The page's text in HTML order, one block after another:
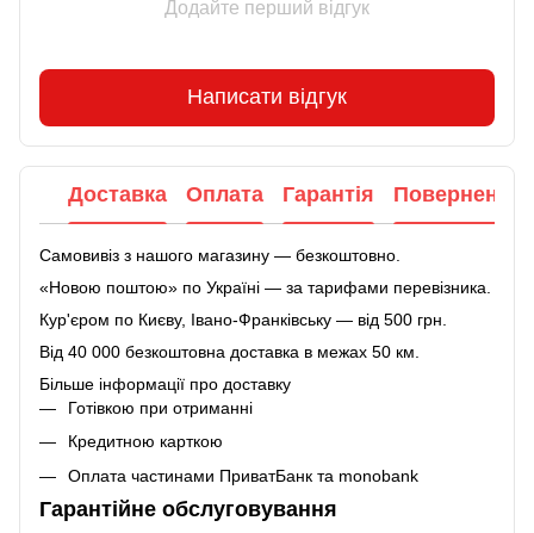
Додайте перший відгук
Написати відгук
Доставка Оплата Гарантія Повернення
Самовивіз з нашого магазину — безкоштовно.
«Новою поштою» по Україні — за тарифами перевізника.
Кур'єром по Києву, Івано-Франківську — від 500 грн.
Від 40 000 безкоштовна доставка в межах 50 км.
Більше інформації про доставку
Готівкою при отриманні
Кредитною карткою
Оплата частинами ПриватБанк та monobank
Гарантійне обслуговування